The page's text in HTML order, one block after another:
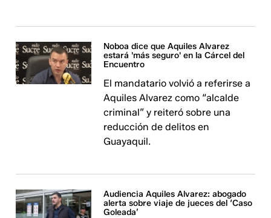
Noboa dice que Aquiles Alvarez
estará 'más seguro' en la Cárcel del
Encuentro
El mandatario volvió a referirse a
Aquiles Alvarez como “alcalde
criminal” y reiteró sobre una
reducción de delitos en
Guayaquil.
Audiencia Aquiles Alvarez: abogado
alerta sobre viaje de jueces del ‘Caso
Goleada’